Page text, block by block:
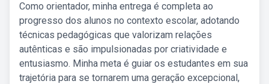
Como orientador, minha entrega é completa ao
progresso dos alunos no contexto escolar, adotando
técnicas pedagógicas que valorizam relações
autênticas e são impulsionadas por criatividade e
entusiasmo. Minha meta é guiar os estudantes em sua
trajetória para se tornarem uma geração excepcional,